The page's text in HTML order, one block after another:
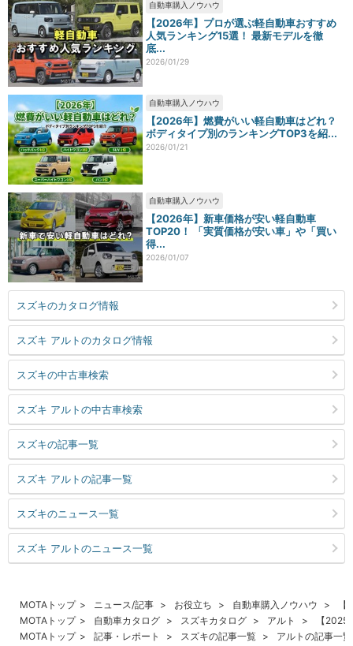
自動車購入ノウハウ
【2026年】プロが選ぶ軽自動車おすすめ
人気ランキング15選！ 最新モデルを徹
底...
2026/01/29
自動車購入ノウハウ
【2026年】燃費がいい軽自動車はどれ？
ボディタイプ別のランキングTOP3を紹...
2026/01/21
自動車購入ノウハウ
【2026年】新車価格が安い軽自動車
TOP20！ 「実質価格が安い車」や「買い
得...
2026/01/07
スズキのカタログ情報
スズキ アルトのカタログ情報
スズキの中古車検索
スズキ アルトの中古車検索
スズキの記事一覧
スズキ アルトの記事一覧
スズキのニュース一覧
スズキ アルトのニュース一覧
MOTAトップ ニュース/記事 お役立ち 自動車購入ノウハウ
MOTAトップ
自動車カタログ スズキカタログ アルト
【
MOTAトップ
記事・レポート スズキの記事一覧 アルトの記事一覧